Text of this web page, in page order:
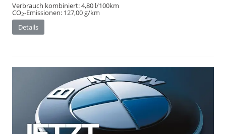
Verbrauch kombiniert:4,80 l/100km
CO2-Emissionen: 127,00 g/km
Details